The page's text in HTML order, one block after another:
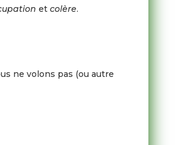
etcolère.
ne volons pas (ou autre